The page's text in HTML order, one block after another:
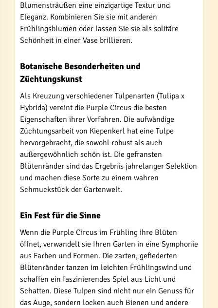
Blumensträußen eine einzigartige Textur und
Eleganz. Kombinieren Sie sie mit anderen
Frühlingsblumen oder lassen Sie sie als solitäre
Schönheit in einer Vase brillieren.
Botanische Besonderheiten und
Züchtungskunst
Als Kreuzung verschiedener Tulpenarten (Tulipa x
Hybrida) vereint die Purple Circus die besten
Eigenschaften ihrer Vorfahren. Die aufwändige
Züchtungsarbeit von Kiepenkerl hat eine Tulpe
hervorgebracht, die sowohl robust als auch
außergewöhnlich schön ist. Die gefransten
Blütenränder sind das Ergebnis jahrelanger Selektion
und machen diese Sorte zu einem wahren
Schmuckstück der Gartenwelt.
Ein Fest für die Sinne
Wenn die Purple Circus im Frühling ihre Blüten
öffnet, verwandelt sie Ihren Garten in eine Symphonie
aus Farben und Formen. Die zarten, gefiederten
Blütenränder tanzen im leichten Frühlingswind und
schaffen ein faszinierendes Spiel aus Licht und
Schatten. Diese Tulpen sind nicht nur ein Genuss für
das Auge, sondern locken auch Bienen und andere